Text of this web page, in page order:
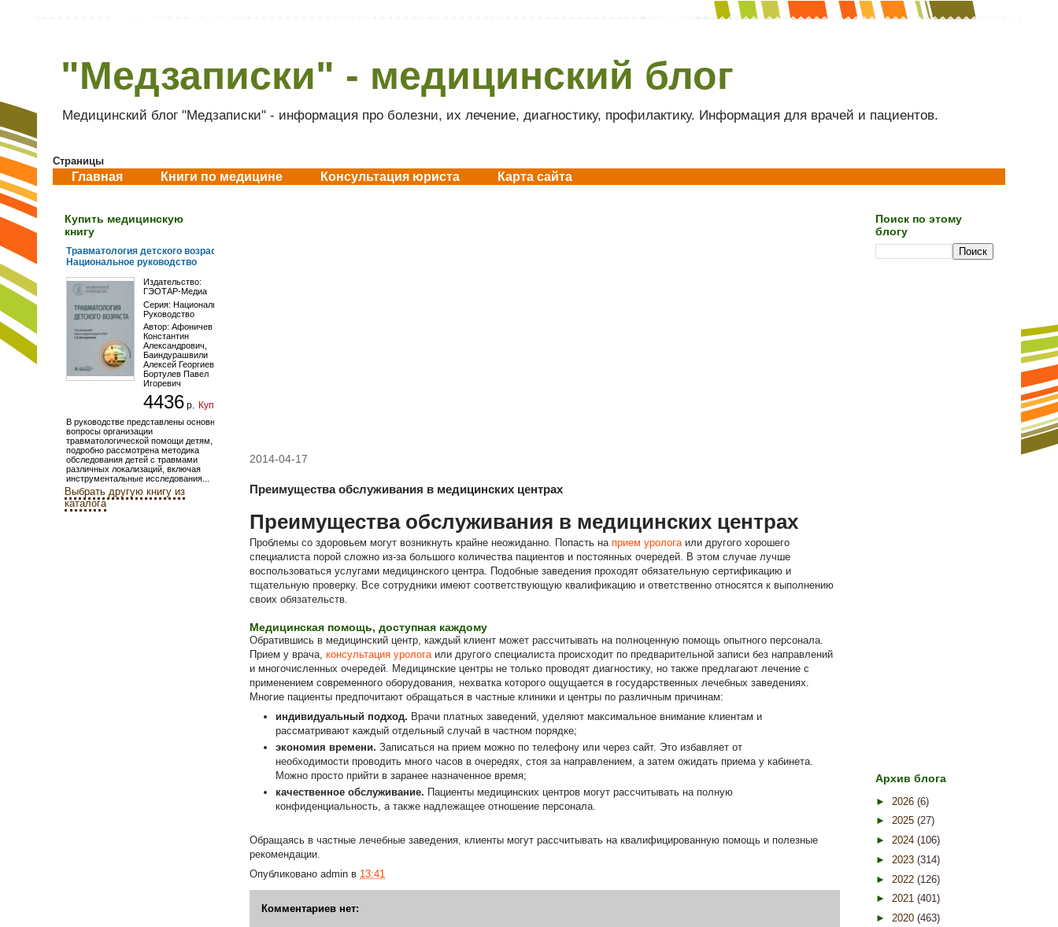
"Медзаписки" - медицинский блог
Медицинский блог "Медзаписки" - информация про болезни, их лечение, диагностику, профилактику. Информация для врачей и пациентов.
Страницы
Главная Книги по медицине Консультация юриста Карта сайта
2014-04-17
Преимущества обслуживания в медицинских центрах
Преимущества обслуживания в медицинских центрах
Проблемы со здоровьем могут возникнуть крайне неожиданно. Попасть на прием урологаили другого хорошего
специалиста порой сложно из-за большого количества пациентов и постоянных очередей. В этом случае лучше
воспользоваться услугами медицинского центра. Подобные заведения проходят обязательную сертификацию и
тщательную проверку. Все сотрудники имеют соответствующую квалификацию и ответственно относятся к выполнению
своих обязательств.
Медицинская помощь, доступная каждому
Обратившись в медицинский центр, каждый клиент может рассчитывать на полноценную помощь опытного персонала.
Прием у врача, консультация урологаили другого специалиста происходит по предварительной записи без направлений
и многочисленных очередей. Медицинские центры не только проводят диагностику, но также предлагают лечение с
применением современного оборудования, нехватка которого ощущается в государственных лечебных заведениях.
Многие пациенты предпочитают обращаться в частные клиники и центры по различным причинам:
индивидуальный подход. Врачи платных заведений, уделяют максимальное внимание клиентам и
рассматривают каждый отдельный случай в частном порядке;
экономия времени. Записаться на прием можно по телефону или через сайт. Это избавляет от
необходимости проводить много часов в очередях, стоя за направлением, а затем ожидать приема у кабинета.
Можно просто прийти в заранее назначенное время;
качественное обслуживание. Пациенты медицинских центров могут рассчитывать на полную
конфиденциальность, а также надлежащее отношение персонала.
Обращаясь в частные лечебные заведения, клиенты могут рассчитывать на квалифицированную помощь и полезные
рекомендации.
Опубликовано admin в 13:41
Комментариев нет:
Купить медицинскую
книгу
Травматология детского возраста.
Национальное руководство
Издательство:
ГЭОТАР-Медиа
Серия: Национальное
Руководство
Автор: Афоничев
Константин
Александрович
Баиндурашвили
Алексей Георгиевич
Бортулев Павел
Игоревич
4436 р. Купить
В руководстве представлены основные
вопросы организации
травматологической помощи детям,
подробно рассмотрена методика
обследования детей с травмами
различных локализаций, включая
инструментальные исследования...
Выбрать другую книгу из
каталога
Поиск по этому
блогу
Архив блога
► 2026 (6)
► 2025 (27)
► 2024 (106)
► 2023 (314)
► 2022 (126)
► 2021 (401)
► 2020 (463)